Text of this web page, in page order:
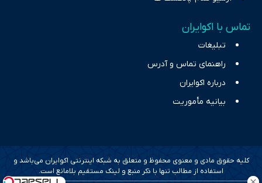
تماس با اکوایران
تبلیغات
راهنمای تماس و آدرس
درباره اکوایران
بیانیه مأموریت
کلیه حقوق مادی و معنوی محفوظ و متعلق به شبکه اینترنتی اکوایران می‌باشد و
استفاده از مطالب تنها با ذکر منبع و لینک مستقیم بلامانع است.